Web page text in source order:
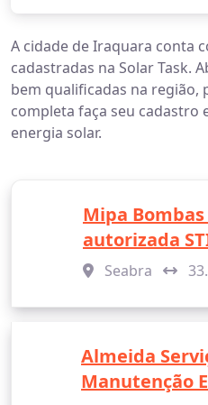
A cidade de Iraquara conta
cadastradas na Solar Task.
bem qualificadas na região,
completa faça seu cadastro
energia solar.
Mipa Bombas
autorizada
Seabra
Almeida
Manutenção